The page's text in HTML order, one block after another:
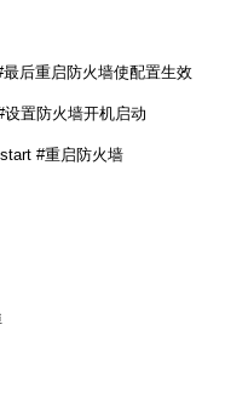
后重启防火墙使配置生效
置防火墙开机启动
#重启防火墙